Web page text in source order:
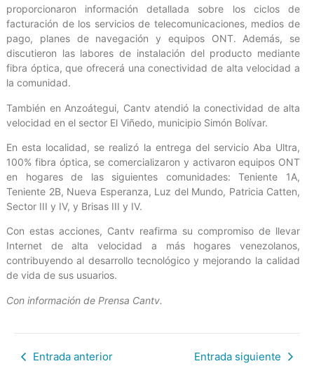
proporcionaron información detallada sobre los ciclos de
facturación de los servicios de telecomunicaciones, medios de
pago, planes de navegación y equipos ONT. Además, se
discutieron las labores de instalación del producto mediante
fibra óptica, que ofrecerá una conectividad de alta velocidad a
la comunidad.
También en Anzoátegui, Cantv atendió la conectividad de alta
velocidad en el sector El Viñedo, municipio Simón Bolívar.
En esta localidad, se realizó la entrega del servicio Aba Ultra,
100% fibra óptica, se comercializaron y activaron equipos ONT
en hogares de las siguientes comunidades: Teniente 1A,
Teniente 2B, Nueva Esperanza, Luz del Mundo, Patricia Catten,
Sector III y IV, y Brisas III y IV.
Con estas acciones, Cantv reafirma su compromiso de llevar
Internet de alta velocidad a más hogares venezolanos,
contribuyendo al desarrollo tecnológico y mejorando la calidad
de vida de sus usuarios.
Con información de Prensa Cantv.
Entrada anterior Entrada siguiente